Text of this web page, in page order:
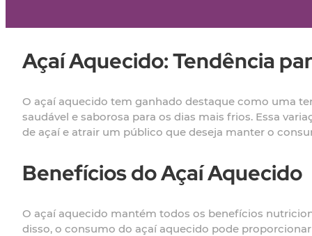
Açaí Aquecido: Tendência
O açaí aquecido tem ganhado destaque como uma
saudável e saborosa para os dias mais frios. Essa
de açaí e atrair um público que deseja manter o
Benefícios do Açaí Aquecido
O açaí aquecido mantém todos os benefícios
disso, o consumo do açaí aquecido pode